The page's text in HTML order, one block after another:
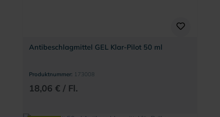
Antibeschlagmittel GEL Klar-Pilot 50 ml
Produktnummer: 173008
18,06 € / Fl.